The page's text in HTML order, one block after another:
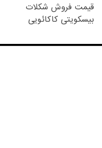
قیمت فروش شکلات
بیسکویتی کاکائویی